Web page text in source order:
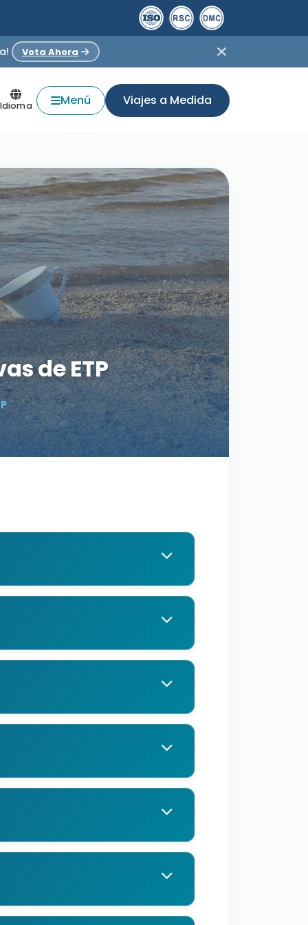
Vota Ahora
Idioma Menú Viajes a Medida
de ETP